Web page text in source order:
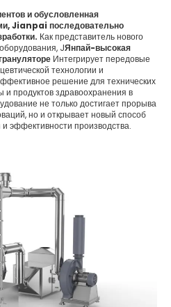
и обусловленная
Jianpai последовательно
Как представитель нового
JЯнпай-высокая
Интегрирует передовые
технологии и
решение для технических
и продуктов здравоохранения в
не только достигает прорыва
но и открывает новый способ
эффективности производства.